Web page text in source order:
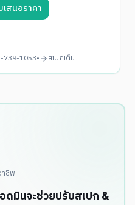
เสนอราคา
739-1053• สเปกเต็ม
ชีพ
ดมินจะช่วยปรับสเปก &